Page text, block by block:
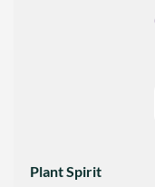
Plant Spirit